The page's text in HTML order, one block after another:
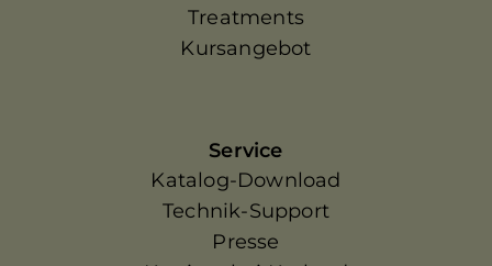
Treatments
Kursangebot
Service
Katalog-Download
Technik-Support
Presse